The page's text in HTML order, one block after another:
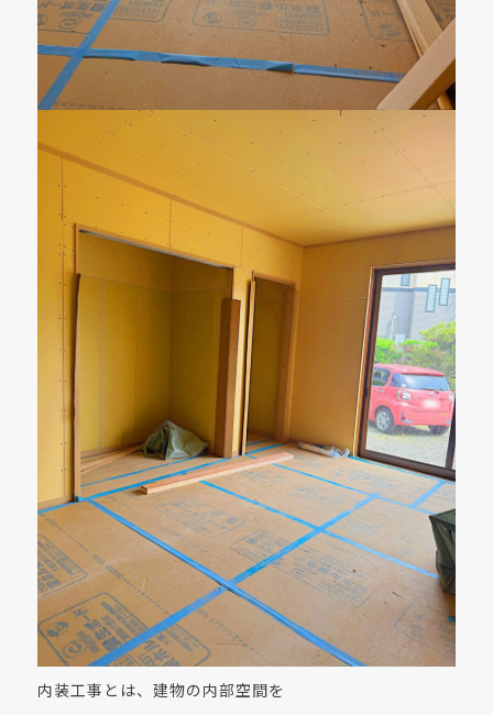
内装工事とは、建物の内部空間を